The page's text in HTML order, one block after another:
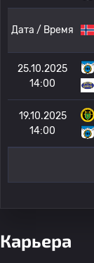
Дата / Время
25.10.2025
14:00
19.10.2025
14:00
Карьера